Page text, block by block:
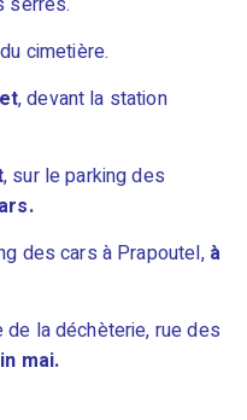
cimetière.
, devant la station
, sur le parking des
des cars à Prapoutel, à
de la déchèterie, rue des
mai.